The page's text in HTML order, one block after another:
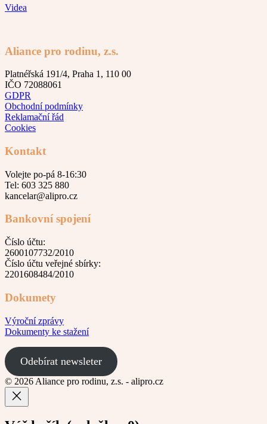
Videa
Aliance pro rodinu, z.s.
Platnéřská 191/4, Praha 1, 110 00
IČO 72088061
GDPR
Obchodní podmínky
Reklamační řád
Cookies
Kontakt
Volejte po-pá 8-16:30
Tel: 603 325 880
kancelar@alipro.cz
Bankovní spojení
Číslo účtu:
2600107732/2010
Číslo účtu veřejné sbírky:
2201608484/2010
Dokumety
Výroční zprávy
Dokumenty ke stažení
Odebírat newsleter
© 2026 Aliance pro rodinu, z.s. - alipro.cz